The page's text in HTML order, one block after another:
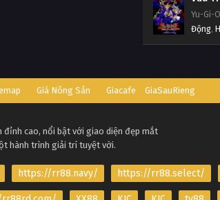
Yu-Gi-
Động,
Giá Nông Sản Giacafe GiaSauRieng
cao, nổi bật với giao diện đẹp mắt
hành trình giải trí tuyệt vời.
https://rr88.navy/ https://rr88.select/